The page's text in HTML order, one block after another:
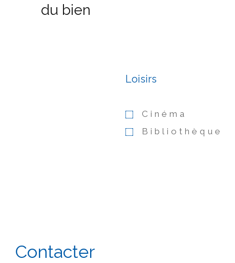
du bien
Loisirs
Cinéma
Bibliothèque
Contacter